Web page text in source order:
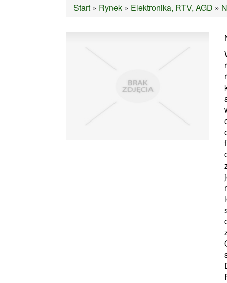
Start » Rynek » Elektronika, RTV, AGD »